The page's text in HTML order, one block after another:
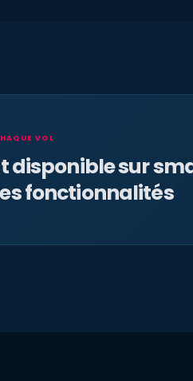
VOL
disponible sur
fonctionnalités